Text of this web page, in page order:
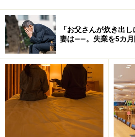
る。
「友達がいないわけではないけど
んですよね。私はきょうだいもい
す。たどれば親戚はいるだろうけ
いので」
何でも一人で決められるから楽だ
誰とも何も相談できない寂しさも
「介護のように労働力として必
「お父さんが炊き出
妻は――。失業を5カ月